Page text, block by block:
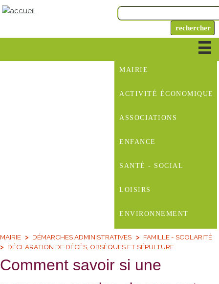
MAIRIE
ACTIVITÉ ÉCONOMIQUE
ASSOCIATIONS
ENFANCE
SANTÉ - SOCIAL
LOISIRS
ENVIRONNEMENT
MAIRIE DÉMARCHES ADMINISTRATIVES
FAMILLE - SCOLARITÉ
DÉCLARATION DE DÉCÈS, OBSÈQUES ET SÉPULTURE
Comment savoir si une